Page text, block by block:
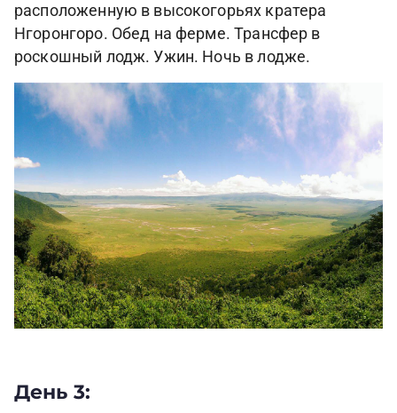
расположенную в высокогорьях кратера
Нгоронгоро. Обед на ферме. Трансфер в
роскошный лодж. Ужин. Ночь в лодже.
День 3: